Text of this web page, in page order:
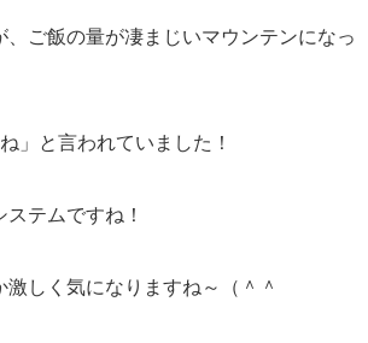
ご飯の量が凄まじいマウンテンになっ
」と言われていました！
テムですね！
しく気になりますね～（＾＾